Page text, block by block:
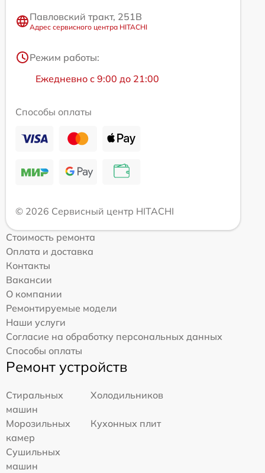
Павловский тракт, 251В
Адрес сервисного центра HITACHI
Режим работы:
Ежедневно с 9:00 до 21:00
Способы оплаты
© 2026 Сервисный центр HITACHI
Стоимость ремонта
Оплата и доставка
Контакты
Вакансии
О компании
Ремонтируемые модели
Наши услуги
Согласие на обработку персональных данных
Способы оплаты
Ремонт устройств
Стиральных
машин
Холодильников
Морозильных
камер
Кухонных плит
Сушильных
машин